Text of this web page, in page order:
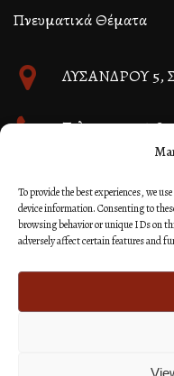
To provide the best experiences, we
device information. Consenting to
browsing behavior or unique IDs on
adversely affect certain features and
Πνευματικά Θέματα
ΛΥΣΑΝΔΡΟΥ 5,
Τηλ. 27310
Κατασκευή
Hellenic